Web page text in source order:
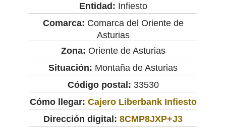
Entidad: Infiesto
Comarca: Comarca del Oriente de
Asturias
Zona: Oriente de Asturias
Situación: Montaña de Asturias
Código postal: 33530
Cómo llegar: Cajero Liberbank Infiesto
Dirección digital: 8CMP8JXP+J3